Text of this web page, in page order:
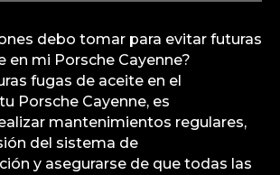
debo tomar para evitar futuras
en mi Porsche Cayenne?
fugas de aceite en el
Porsche Cayenne, es
mantenimientos regulares,
del sistema de
y asegurarse de que todas las